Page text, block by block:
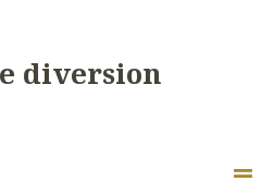
diversion